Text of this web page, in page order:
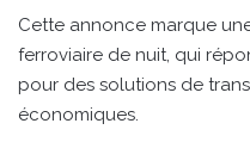
Cette annonce marque
ferroviaire de nuit, qui
pour des solutions de
économiques.